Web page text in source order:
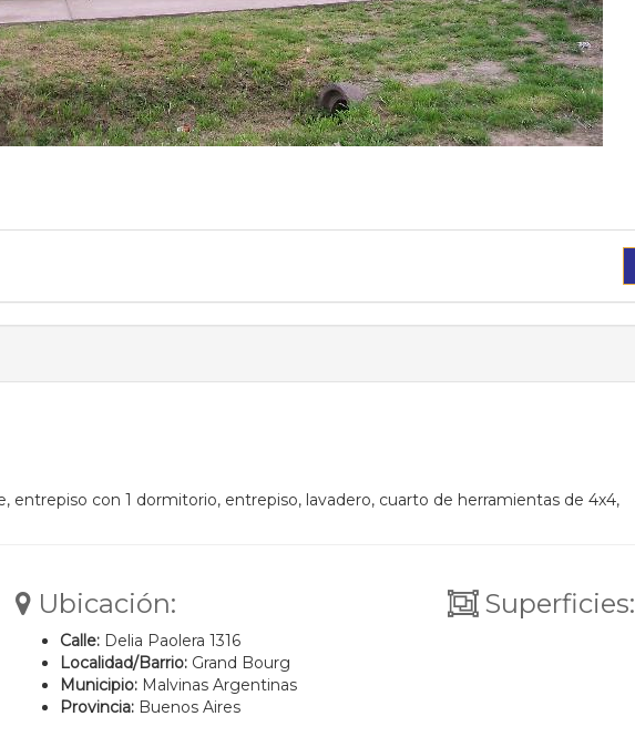
entrepiso con 1 dormitorio, entrepiso, lavadero, cuarto de herramientas de 4x4,
Ubicación:
Calle: Delia Paolera 1316
Localidad/Barrio: Grand Bourg
Municipio: Malvinas Argentinas
Provincia: Buenos Aires
Superficies: